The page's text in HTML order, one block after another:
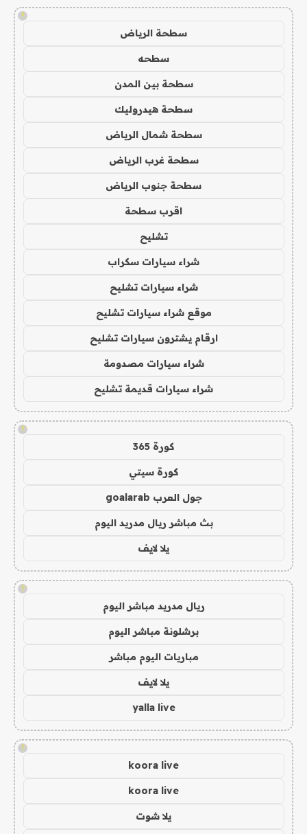
!
سطحة الرياض
سطحه
سطحة بين المدن
سطحة هيدروليك
سطحة شمال الرياض
سطحة غرب الرياض
سطحة جنوب الرياض
اقرب سطحة
تشليح
شراء سيارات سكراب
شراء سيارات تشليح
موقع شراء سيارات تشليح
ارقام يشترون سيارات تشليح
شراء سيارات مصدومة
شراء سيارات قديمة تشليح
!
كورة 365
كورة سيتي
جول العرب goalarab
بث مباشر ريال مدريد اليوم
يلا لايف
!
ريال مدريد مباشر اليوم
برشلونة مباشر اليوم
مباريات اليوم مباشر
يلا لايف
yalla live
!
koora live
koora live
يلا شوت